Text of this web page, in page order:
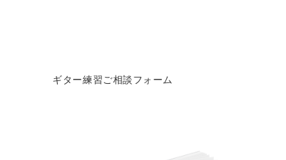
ギター練習ご相談フォーム